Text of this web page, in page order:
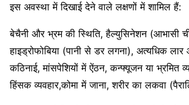
इस अवस्था में दिखाई देने वाले लक्षणों में शामिल हैं:
बेचैनी और भ्रम की स्थिति, हैल्युसिनेशन (आभासी
हाइड्रोफोबिया (पानी से डर लगना), अत्यधिक
कठिनाई, मांसपेशियों में ऐंठन, कन्फ्यूजन या भ्रमित
हिंसक व्यवहार,कोमा में जाना, शरीर का लकवा